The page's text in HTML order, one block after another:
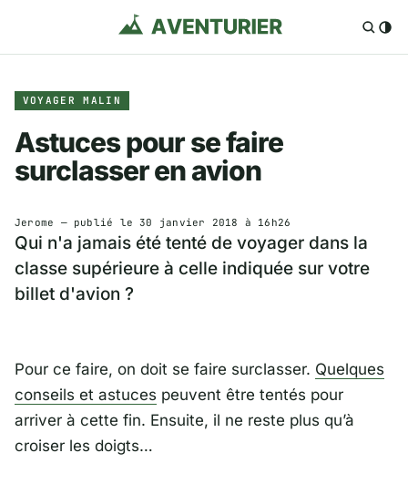
VOYAGER MALIN
Astuces pour se faire
surclasser en avion
Jerome — publié le30 janvier 2018 à 16h26
Qui n'a jamais été tenté de voyager dans la
classe supérieure à celle indiquée sur votre
billet d'avion ?
Pour ce faire, on doit se faire surclasser. Quelques
conseils et astuces peuvent être tentés pour
arriver à cette fin. Ensuite, il ne reste plus qu’à
croiser les doigts…